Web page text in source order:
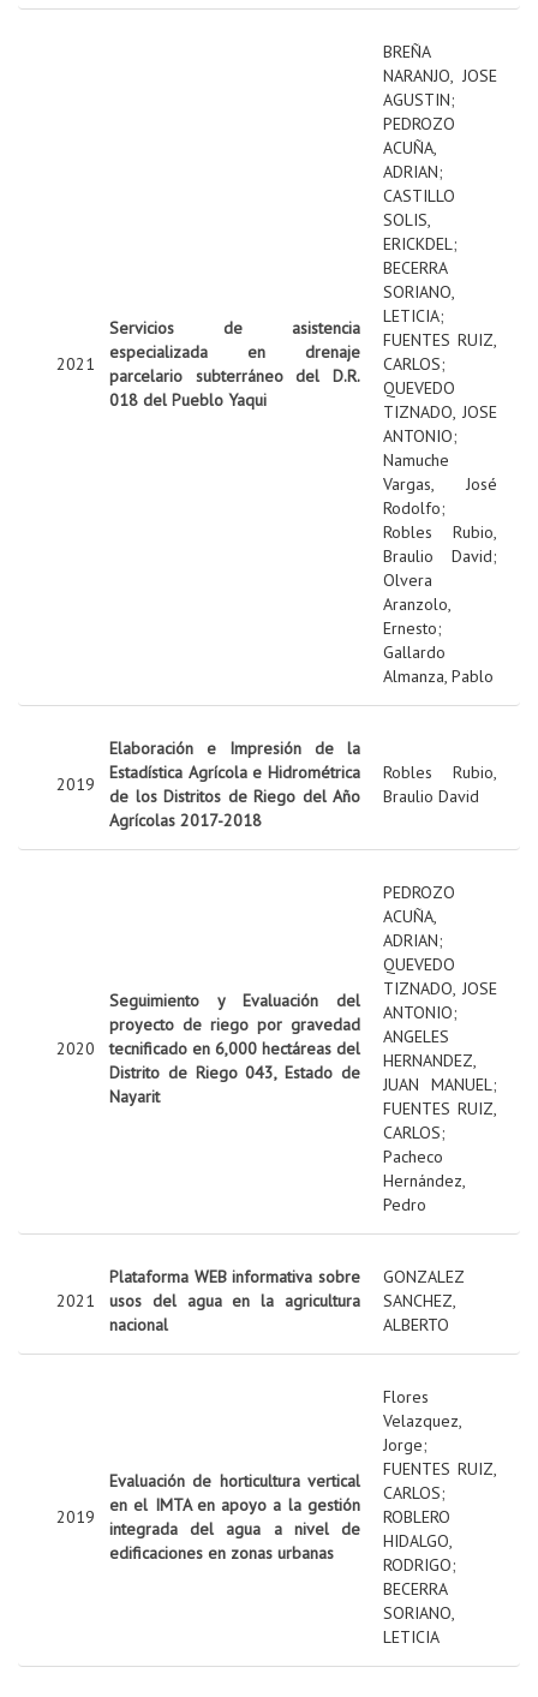
2021
Servicios de asistencia
especializada en drenaje
parcelario subterráneo del D.R.
018 del Pueblo Yaqui
BREÑA
NARANJO, JOSE
AGUSTIN;
PEDROZO
ACUÑA,
ADRIAN;
CASTILLO
SOLIS,
ERICKDEL;
BECERRA
SORIANO,
LETICIA;
FUENTES RUIZ,
CARLOS;
QUEVEDO
TIZNADO, JOSE
ANTONIO;
Namuche
Vargas, José
Rodolfo;
Robles Rubio,
Braulio David;
Olvera
Aranzolo,
Ernesto;
Gallardo
Almanza, Pablo
2019
Elaboración e Impresión de la
Estadística Agrícola e Hidrométrica
de los Distritos de Riego del Año
Agrícolas 2017-2018
Robles Rubio,
Braulio David
2020
Seguimiento y Evaluación del
proyecto de riego por gravedad
tecnificado en 6,000 hectáreas del
Distrito de Riego 043, Estado de
Nayarit
PEDROZO
ACUÑA,
ADRIAN;
QUEVEDO
TIZNADO, JOSE
ANTONIO;
ANGELES
HERNANDEZ,
JUAN MANUEL;
FUENTES RUIZ,
CARLOS;
Pacheco
Hernández,
Pedro
2021
Plataforma WEB informativa sobre
usos del agua en la agricultura
nacional
GONZALEZ
SANCHEZ,
ALBERTO
2019
Evaluación de horticultura vertical
en el IMTA en apoyo a la gestión
integrada del agua a nivel de
edificaciones en zonas urbanas
Flores
Velazquez,
Jorge;
FUENTES RUIZ,
CARLOS;
ROBLERO
HIDALGO,
RODRIGO;
BECERRA
SORIANO,
LETICIA